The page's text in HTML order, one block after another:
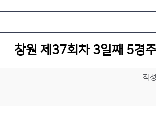
창원 제37회차 3일째 5경
작